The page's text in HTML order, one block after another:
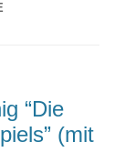
“Die
(mit